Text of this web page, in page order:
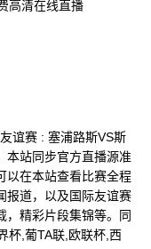
高清在线直播
谊赛 : 塞浦路斯VS斯
本站同步官方直播源准
以在本站查看比赛全程
报道，以及国际友谊赛
，精彩片段集锦等。同
杯,葡TA联,欧联杯,西